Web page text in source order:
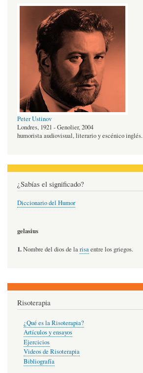
Peter Ustinov
Londres, 1921 - Genolier, 2004
humorista audiovisual, literario y escénico inglés.
¿Sabías el significado?
Diccionario del Humor
gelasius
1.Nombre del dios de larisaentre los griegos.
Risoterapia
¿Qué es la Risoterapia?
Artículos y ensayos
Ejercicios
Videos de Risoterapia
Bibliografía